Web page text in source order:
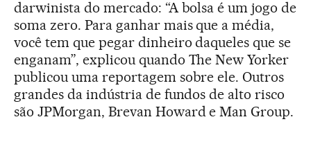
darwinista do mercado: “A bolsa é um jogo de
soma zero. Para ganhar mais que a média,
você tem que pegar dinheiro daqueles que se
enganam”, explicou quando The New Yorker
publicou uma reportagem sobre ele. Outros
grandes da indústria de fundos de alto risco
são JPMorgan, Brevan Howard e Man Group.